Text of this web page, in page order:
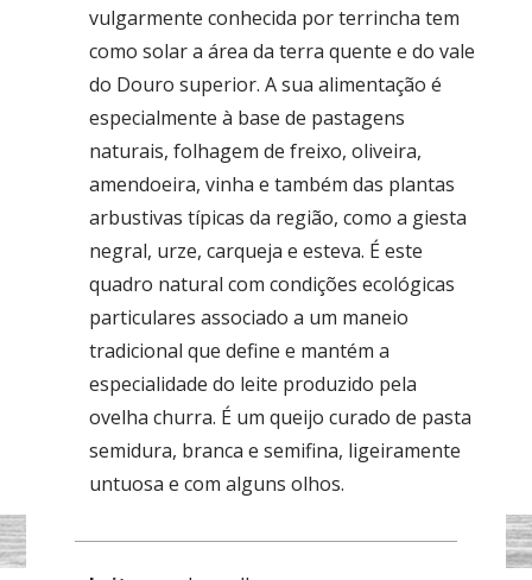
vulgarmente conhecida por terrincha tem
como solar a área da terra quente e do vale
do Douro superior. A sua alimentação é
especialmente à base de pastagens
naturais, folhagem de freixo, oliveira,
amendoeira, vinha e também das plantas
arbustivas típicas da região, como a giesta
negral, urze, carqueja e esteva. É este
quadro natural com condições ecológicas
particulares associado a um maneio
tradicional que define e mantém a
especialidade do leite produzido pela
ovelha churra. É um queijo curado de pasta
semidura, branca e semifina, ligeiramente
untuosa e com alguns olhos.